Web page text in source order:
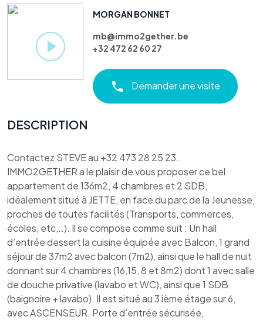
MORGAN BONNET
mb@immo2gether.be
+32 472 62 60 27
Demander une visite
DESCRIPTION
Contactez STEVE au +32 473 28 25 23.
IMMO2GETHER a le plaisir de vous proposer ce bel
appartement de 136m2, 4 chambres et 2 SDB,
idéalement situé à JETTE, en face du parc de la Jeunesse,
proches de toutes facilités (Transports, commerces,
écoles, etc,..). Il se compose comme suit : Un hall
d’entrée dessert la cuisine équipée avec Balcon, 1 grand
séjour de 37m2 avec balcon (7m2), ainsi que le hall de nuit
donnant sur 4 chambres (16,15, 8 et 8m2) dont 1 avec salle
de douche privative (lavabo et WC), ainsi que 1 SDB
(baignoire + lavabo). Il est situé au 3 ième étage sur 6,
avec ASCENSEUR. Porte d’entrée sécurisée,